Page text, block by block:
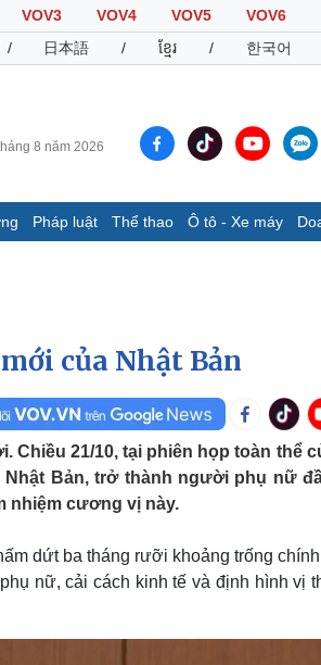
VOV3 VOV4 VOV5 VOV6
/ 日本語 / ខ្មែរ / 한국어
8 năm 2026
Pháp luật Thể thao Ô tô - Xe máy
Infographic
bóng đá
Ô tô - Xe máy
Ô tô
Xe máy
của Nhật Bản
Chiều 21/10, tại phiên họp toàn thể
Bản, trở thành người phụ nữ
nhiệm cương vị này.
dứt ba tháng rưỡi khoảng trống
nữ, cải cách kinh tế và định hình vị